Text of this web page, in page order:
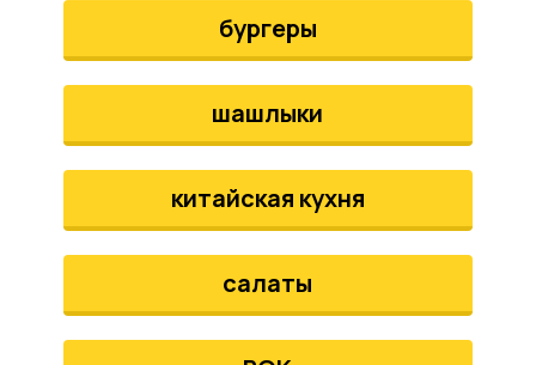
бургеры
шашлыки
китайская кухня
салаты